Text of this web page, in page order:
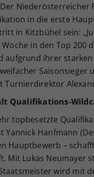
in die erste
in Kitzbühel sein:
in den Top 200
aufgrund ihrer
Turnierdirektor
Qualifikations-
topbesetzte
Yannick Hanfmann
Hauptbewerb –
Mit Lukas Neumayer
wird mit